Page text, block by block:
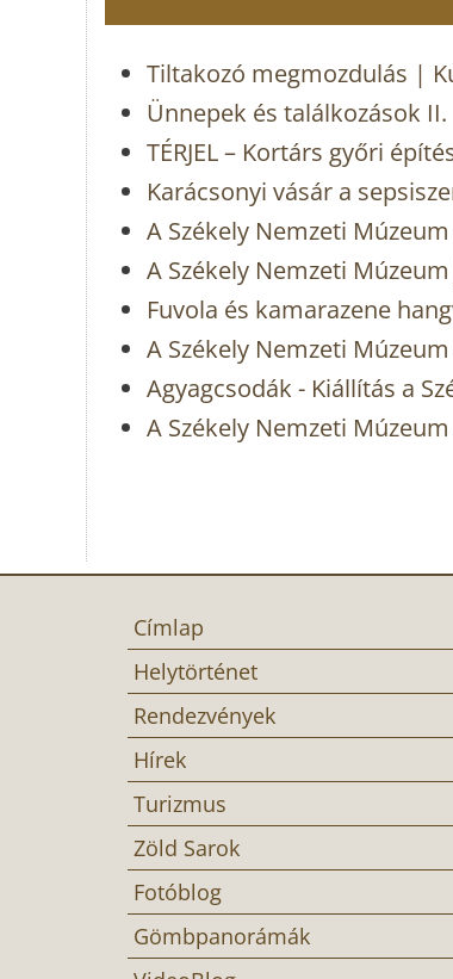
Tiltakozó megmozdulás |
Ünnepek és találkozások II.
TÉRJEL – Kortárs győri
Karácsonyi vásár a
A Székely Nemzeti
A Székely Nemzeti
Fuvola és kamarazene
A Székely Nemzeti
Agyagcsodák - Kiállítás a
A Székely Nemzeti
Címlap
Helytörténet
Rendezvények
Hírek
Turizmus
Zöld Sarok
Fotóblog
Gömbpanorámák